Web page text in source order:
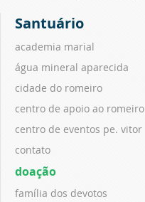
Santuário
academia marial
água mineral aparecida
cidade do romeiro
centro de apoio ao romeiro
centro de eventos pe. vitor
contato
doação
família dos devotos